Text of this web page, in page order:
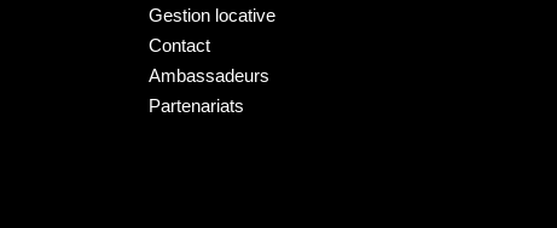
Gestion locative
Contact
Ambassadeurs
Partenariats